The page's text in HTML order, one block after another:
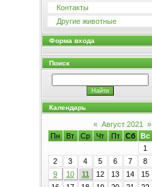
Контакты
Другие животные
Форма входа
Поиск
Календарь
« Август 2021
»
Пн
Вт Ср Чт Пт Сб
Вс
1
2
3 4 5 6 7
8
9
10 11 12 13 14
15